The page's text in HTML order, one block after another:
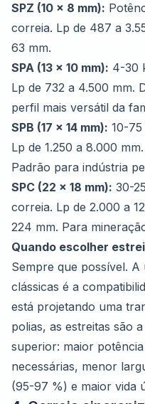
SPZ (10 x 8 mm):
correia. Lp de 487 a
63 mm.
SPA (13 x 10 mm): 4-30
Lp de 732 a 4.500 mm.
perfil mais versátil da
SPB (17 x 14 mm): 10-
Lp de 1.250 a 8.000
Padrão para indústria
SPC (22 x 18 mm): 30-
correia. Lp de 2.000 a
224 mm. Para
Quando escolher
Sempre que possível.
clássicas é a
está projetando uma
polias, as estreitas são
superior: maior
necessárias, menor
(95-97 %) e maior vida